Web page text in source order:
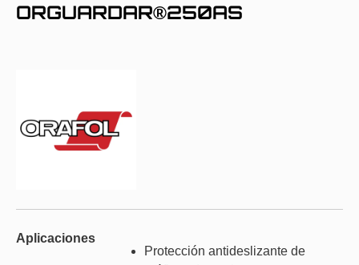
ORGUARDAR®250AS
Aplicaciones
Protección antideslizante de